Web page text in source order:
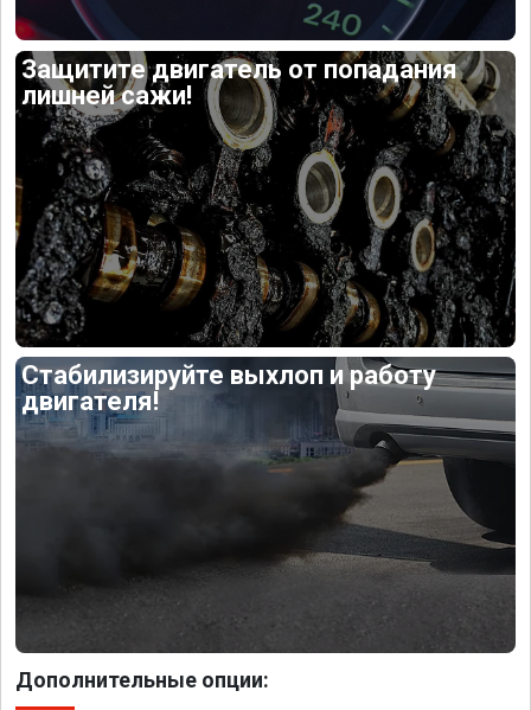
Защитите двигатель от попадания
лишней сажи!
Стабилизируйте выхлоп и работу
двигателя!
Дополнительные опции: